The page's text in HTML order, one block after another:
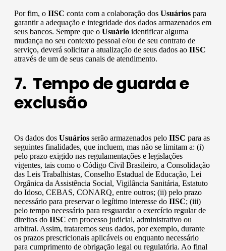
Por fim, o IISC conta com a colaboração dos Usuários para
garantir a adequação e integridade dos dados armazenados em
seus bancos. Sempre que o Usuário identificar alguma
mudança no seu contexto pessoal e/ou de seu contrato de
serviço, deverá solicitar a atualização de seus dados ao IISC
através de um de seus canais de atendimento.
7. Tempo de guarda e
exclusão
Os dados dos Usuários serão armazenados pelo IISC para as
seguintes finalidades, que incluem, mas não se limitam a: (i)
pelo prazo exigido nas regulamentações e legislações
vigentes, tais como o Código Civil Brasileiro, a Consolidação
das Leis Trabalhistas, Conselho Estadual de Educação, Lei
Orgânica da Assistência Social, Vigilância Sanitária, Estatuto
do Idoso, CEBAS, CONARQ, entre outros; (ii) pelo prazo
necessário para preservar o legítimo interesse do IISC; (iii)
pelo tempo necessário para resguardar o exercício regular de
direitos do IISC em processo judicial, administrativo ou
arbitral. Assim, trataremos seus dados, por exemplo, durante
os prazos prescricionais aplicáveis ou enquanto necessário
para cumprimento de obrigação legal ou regulatória. Ao final